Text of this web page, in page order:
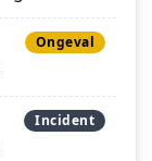
Ongeval
Incident